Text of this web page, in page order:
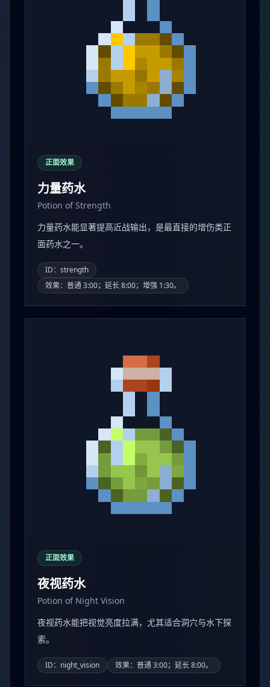
正面效果
力量药水
Potion of Strength
力量药水能显著提高近战输出，是最直接的增伤类正
面药水之一。
ID：strength
效果：普通 3:00；延长 8:00；增强 1:30。
正面效果
夜视药水
Potion of Night Vision
夜视药水能把视觉亮度拉满，尤其适合洞穴与水下探
索。
ID：night_vision 效果：普通 3:00；延长 8:00。